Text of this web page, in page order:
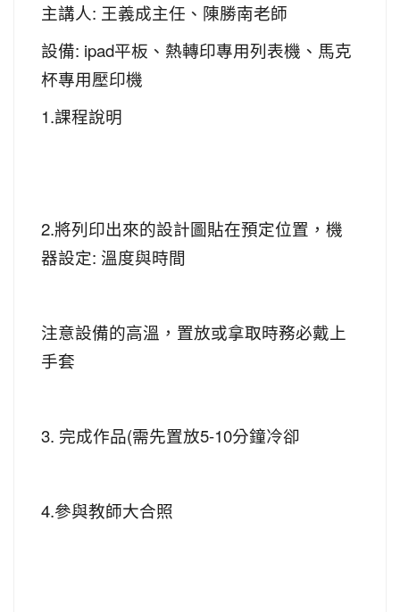
主講人: 王義成主任、陳勝南老師
設備: ipad平板、熱轉印專用列表機、馬克
杯專用壓印機
1.課程說明
2.將列印出來的設計圖貼在預定位置，機
器設定: 溫度與時間
注意設備的高溫，置放或拿取時務必戴上
手套
3. 完成作品(需先置放5-10分鐘冷卻
4.參與教師大合照